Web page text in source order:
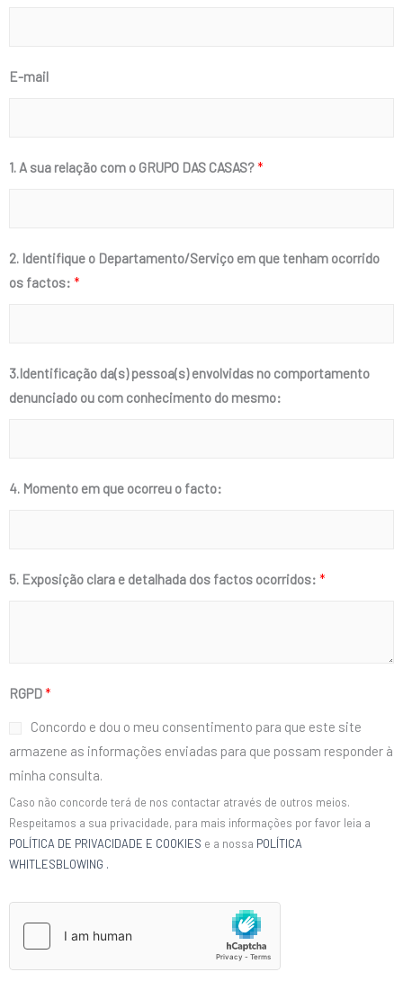
E-mail
1. A sua relação com o GRUPO DAS CASAS?*
2. Identifique o Departamento/Serviço em que tenham ocorrido
os factos: *
3.Identificação da(s) pessoa(s) envolvidas no comportamento
denunciado ou com conhecimento do mesmo:
4. Momento em que ocorreu o facto:
5. Exposição clara e detalhada dos factos ocorridos: *
RGPD*
Concordo e dou o meu consentimento para que este site
armazene as informações enviadas para que possam responder à
minha consulta.
Caso não concorde terá de nos contactar através de outros meios.
Respeitamos a sua privacidade, para mais informações por favor leia a
POLÍTICA DE PRIVACIDADE E COOKIES e a nossa POLÍTICA
WHITLESBLOWING .